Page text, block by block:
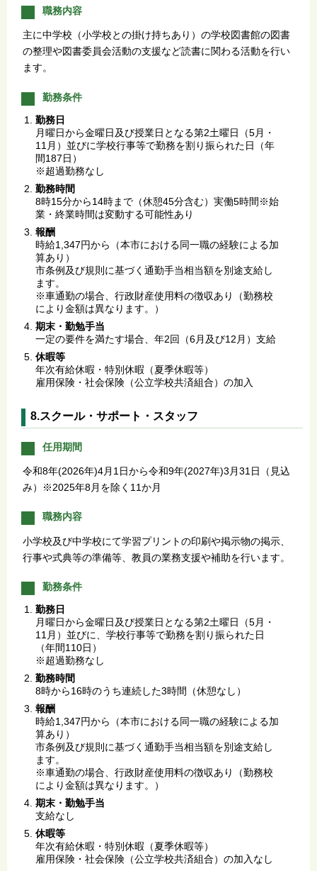
職務内容
主に中学校（小学校との掛け持ちあり）の学校図書館の図書
の整理や図書委員会活動の支援など読書に関わる活動を行い
ます。
勤務条件
勤務日
月曜日から金曜日及び授業日となる第2土曜日（5月・
11月）並びに学校行事等で勤務を割り振られた日（年
間187日）
※超過勤務なし
勤務時間
8時15分から14時まで（休憩45分含む）実働5時間※始
業・終業時間は変動する可能性あり
報酬
時給1,347円から（本市における同一職の経験による加
算あり）
市条例及び規則に基づく通勤手当相当額を別途支給し
ます。
※車通勤の場合、行政財産使用料の徴収あり（勤務校
により金額は異なります。）
期末・勤勉手当
一定の要件を満たす場合、年2回（6月及び12月）支給
休暇等
年次有給休暇・特別休暇（夏季休暇等）
雇用保険・社会保険（公立学校共済組合）の加入
8.スクール・サポート・スタッフ
任用期間
令和8年(2026年)4月1日から令和9年(2027年)3月31日（見込
み）※2025年8月を除く11か月
職務内容
小学校及び中学校にて学習プリントの印刷や掲示物の掲示、
行事や式典等の準備等、教員の業務支援や補助を行います。
勤務条件
勤務日
月曜日から金曜日及び授業日となる第2土曜日（5月・
11月）並びに、学校行事等で勤務を割り振られた日
（年間110日）
※超過勤務なし
勤務時間
8時から16時のうち連続した3時間（休憩なし）
報酬
時給1,347円から（本市における同一職の経験による加
算あり）
市条例及び規則に基づく通勤手当相当額を別途支給し
ます。
※車通勤の場合、行政財産使用料の徴収あり（勤務校
により金額は異なります。）
期末・勤勉手当
支給なし
休暇等
年次有給休暇・特別休暇（夏季休暇等）
雇用保険・社会保険（公立学校共済組合）の加入なし